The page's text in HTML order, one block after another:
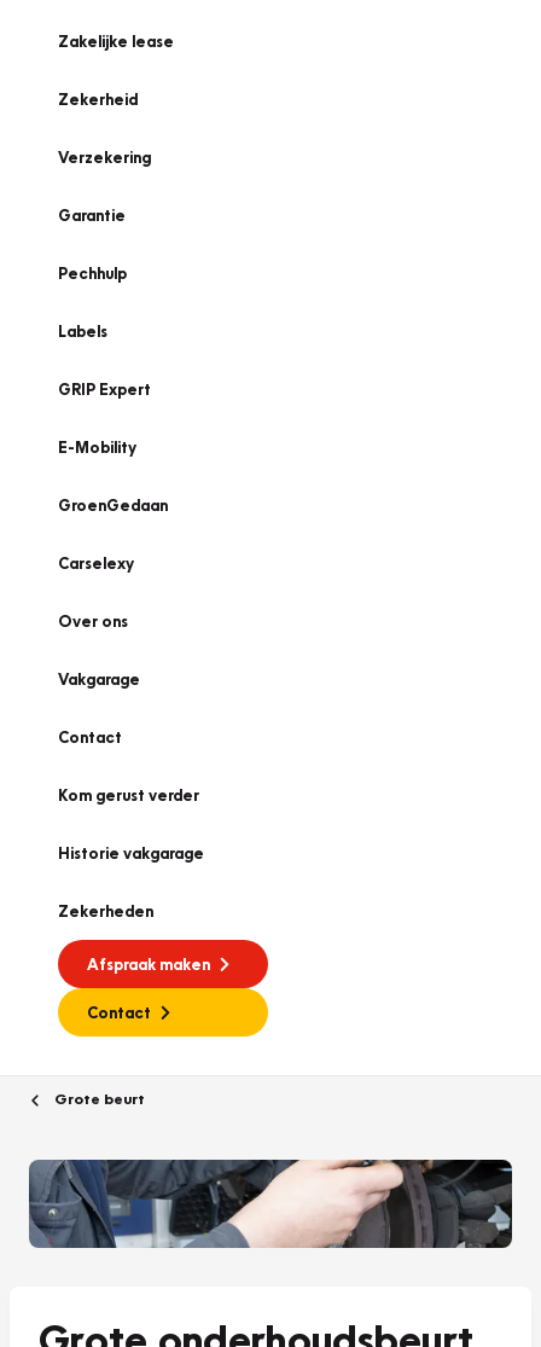
Zakelijke lease
Zekerheid
Verzekering
Garantie
Pechhulp
Labels
GRIP Expert
E-Mobility
GroenGedaan
Carselexy
Over ons
Vakgarage
Contact
Kom gerust verder
Historie vakgarage
Zekerheden
Afspraak maken
Contact
Grote beurt